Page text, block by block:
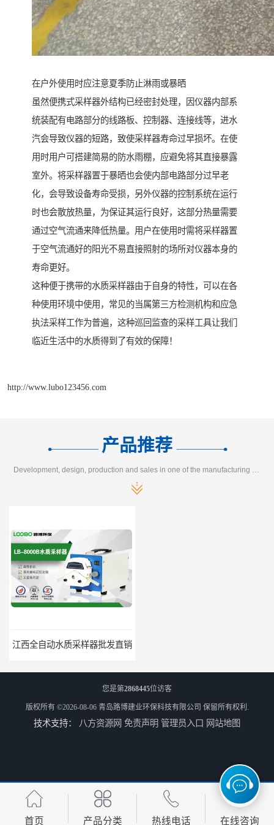
在户外使用时应注意夏季防止淋雨或暴晒
虽然便携式采样器外结构已经密封处理，因仪器内部系
统装配有电路部分的线路板、控制器、连接线等，进水
汽会导致仪器的短路，致使采样器寿命过早损坏。在使
用时用户可搭建简易的防水雨棚，应避免将其直接暴露
室外。将采样器置于暴晒也会使内部电路部分过早老
化，会导致设备寿命受损，另外仪器的控制系统在运行
时也会散放热量，为保证其运行良好，这部分热量需要
通过空气流通来降低热量。用户在使用时需将采样器置
于空气流通好的阳光不易直接照射的场所对仪器本身的
寿命更好。
这种便于携带的水质采样器由于自身的特性，可以在各
种使用环境中使用，常见的当属第三方检测机构和应急
执法采样工作为普遍，这种巡回监查的采样工具让我们
临近生活中的水质得到了有效的保障！
http://www.lubo123456.com
产品推荐
江西全自动水质采样器批发直销
河南污水水质采样仪器设备厂家 江西水质采样器生产厂家直销批发
您是第2868445位访客
版权所有 ©2026-08-06 青岛路博建业环保科技有限公司 保留所有权利.
技术支持： 八方资源网 免责声明 管理员入口 网站地图
首页 产品分类 热线电话 在线咨询